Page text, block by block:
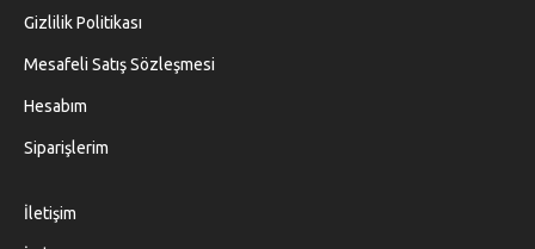
Gizlilik Politikası
Mesafeli Satış Sözleşmesi
Hesabım
Siparişlerim
İletişim